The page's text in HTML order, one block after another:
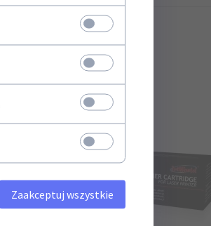
Zaakceptuj wszystkie
bieżąco z naszą ofertą